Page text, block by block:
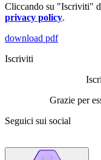
Cliccando su "Iscriviti"
privacy policy.
download pdf
Iscriviti
Grazie per
Seguici sui social